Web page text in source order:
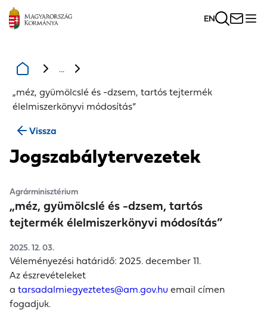
EN
...
„méz, gyümölcslé és -dzsem, tartós tejtermék
élelmiszerkönyvi módosítás”
Vissza
Jogszabálytervezetek
Agrárminisztérium
„méz, gyümölcslé és -dzsem, tartós
tejtermék élelmiszerkönyvi módosítás”
2025. 12. 03.
Véleményezési határidő: 2025. december 11.
Az észrevételeket
a tarsadalmiegyeztetes@am.gov.hu email címen
fogadjuk.